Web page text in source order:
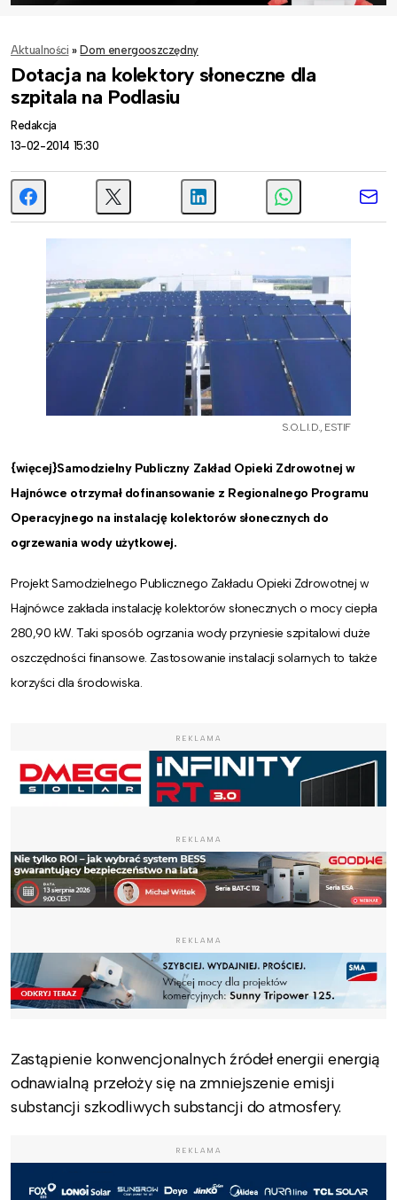
Aktualności » Dom energooszczędny
Dotacja na kolektory słoneczne dla
szpitala na Podlasiu
Redakcja
13-02-2014 15:30
S.O.L.I.D., ESTIF
{więcej}Samodzielny Publiczny Zakład Opieki Zdrowotnej w
Hajnówce otrzymał dofinansowanie z Regionalnego Programu
Operacyjnego na instalację kolektorów słonecznych do
ogrzewania wody użytkowej.
Projekt Samodzielnego Publicznego Zakładu Opieki Zdrowotnej w
Hajnówce zakłada instalację kolektorów słonecznych o mocy ciepła
280,90 kW. Taki sposób ogrzania wody przyniesie szpitalowi duże
oszczędności finansowe. Zastosowanie instalacji solarnych to także
korzyści dla środowiska.
REKLAMA
REKLAMA
REKLAMA
Zastąpienie konwencjonalnych źródeł energii energią
odnawialną przełoży się na zmniejszenie emisji
substancji szkodliwych substancji do atmosfery.
REKLAMA